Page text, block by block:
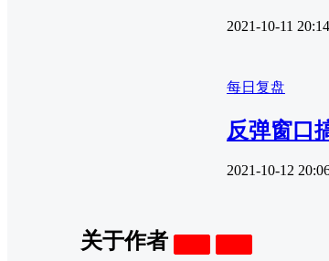
2021-10-11
每日复盘
反弹窗口
2021-10-12
关于作者